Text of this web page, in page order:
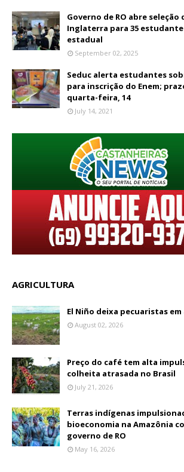
Governo de RO abre
Inglaterra para 35
estadual
September 02, 2025
Seduc alerta estudantes
para inscrição do Enem;
quarta-feira, 14
July 14, 2021
AGRICULTURA
El Niño deixa pecuaristas
August 02, 2026
Preço do café tem alta
colheita atrasada no Brasil
July 21, 2026
Terras indígenas
bioeconomia na Amazônia
governo de RO
May 16, 2026